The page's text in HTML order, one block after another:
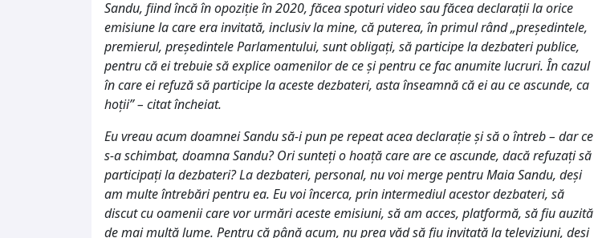
Sandu, fiind încă în opoziție în 2020, făcea spoturi video sau făcea declarații la orice
emisiune la care era invitată, inclusiv la mine, că puterea, în primul rând „președintele,
premierul, președintele Parlamentului, sunt obligați, să participe la dezbateri publice,
pentru că ei trebuie să explice oamenilor de ce și pentru ce fac anumite lucruri. În cazul
în care ei refuză să participe la aceste dezbateri, asta înseamnă că ei au ce ascunde, ca
hoții” – citat încheiat.
Eu vreau acum doamnei Sandu să-i pun pe repeat acea declarație și să o întreb – dar ce
s-a schimbat, doamna Sandu? Ori sunteți o hoață care are ce ascunde, dacă refuzați să
participați la dezbateri? La dezbateri, personal, nu voi merge pentru Maia Sandu, deși
am multe întrebări pentru ea. Eu voi încerca, prin intermediul acestor dezbateri, să
discut cu oamenii care vor urmări aceste emisiuni, să am acces, platformă, să fiu auzită
de mai multă lume. Pentru că până acum, nu prea văd să fiu invitată la televiziuni, deși